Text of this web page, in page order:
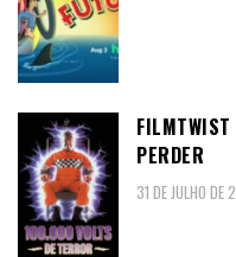
FILMTWIST
PERDER
31 DE JULHO DE